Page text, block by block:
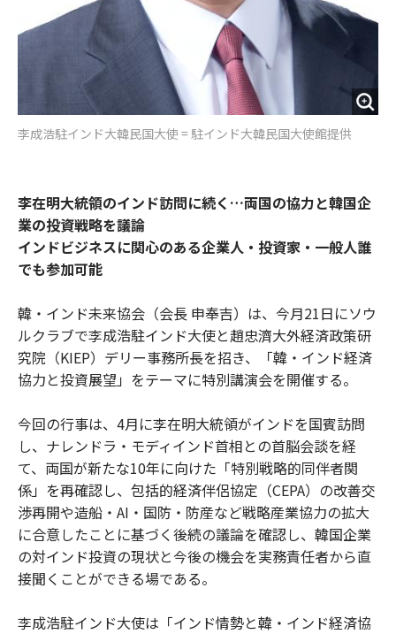
李成浩駐インド大韓民国大使 = 駐インド大韓民国大使館提供
李在明大統領のインド訪問に続く…両国の協力と韓国企
業の投資戦略を議論
インドビジネスに関心のある企業人・投資家・一般人誰
でも参加可能
韓・インド未来協会（会長 申奉吉）は、今月21日にソウ
ルクラブで李成浩駐インド大使と趙忠濟大外経済政策研
究院（KIEP）デリー事務所長を招き、「韓・インド経済
協力と投資展望」をテーマに特別講演会を開催する。
今回の行事は、4月に李在明大統領がインドを国賓訪問
し、ナレンドラ・モディインド首相との首脳会談を経
て、両国が新たな10年に向けた「特別戦略的同伴者関
係」を再確認し、包括的経済伴侶協定（CEPA）の改善交
渉再開や造船・AI・国防・防産など戦略産業協力の拡大
に合意したことに基づく後続の議論を確認し、韓国企業
の対インド投資の現状と今後の機会を実務責任者から直
接聞くことができる場である。
李成浩駐インド大使は「インド情勢と韓・インド経済協